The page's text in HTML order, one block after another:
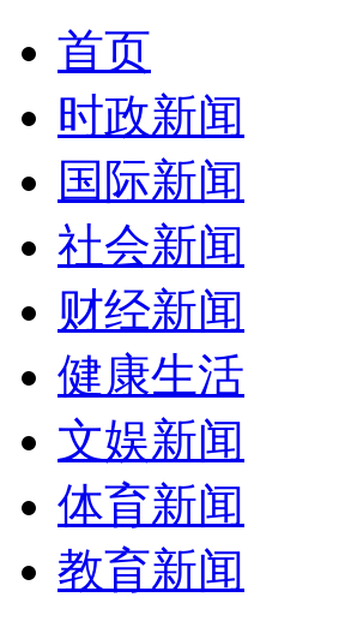
首页
时政新闻
国际新闻
社会新闻
财经新闻
健康生活
文娱新闻
体育新闻
教育新闻